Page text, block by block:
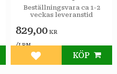
Beställningsvara ca 1-2
veckas leveranstid
829,00 KR
/LPM
Lägg till i favoriter
KÖP